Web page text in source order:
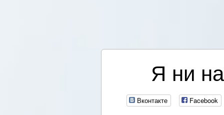
Я ни
Вконтакте Facebook